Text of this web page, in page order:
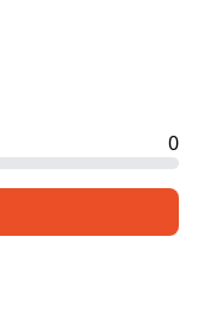
0